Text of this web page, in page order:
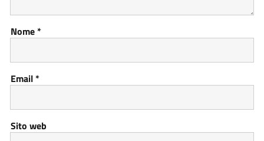
Nome*
Email*
Sito web